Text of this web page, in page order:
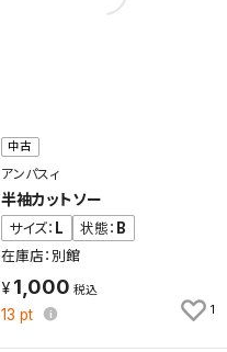
中古
アンパスィ
半袖カットソー
サイズ： L 状態： B
在庫店：別館
1,000
13 pt 1